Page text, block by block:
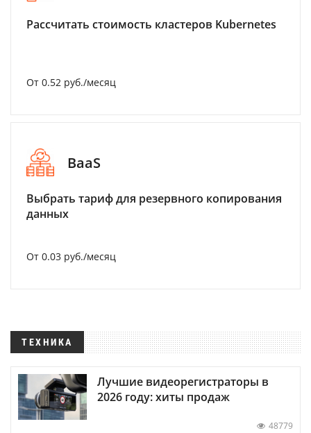
Рассчитать стоимость кластеров Kubernetes
От 0.52 руб./месяц
BaaS
Выбрать тариф для резервного копирования
данных
От 0.03 руб./месяц
ТЕХНИКА
Лучшие видеорегистраторы в
2026 году: хиты продаж
48779